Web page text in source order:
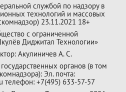
службой по надзору в
технологий и массовых
23.11.2021 18+
с ограниченной
Диджитал Технологии»
Акулиничев А. С.
органов (в том
Эл. почта:
телефон: +7(495) 633-57-57